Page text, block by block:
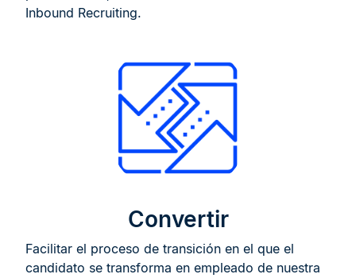
Inbound Recruiting.
Convertir
Facilitar el proceso de transición en el que el
candidato se transforma en empleado de nuestra